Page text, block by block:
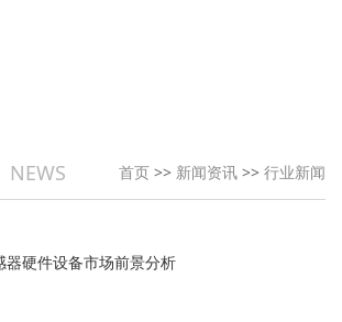
NEWS 首页 >> 新闻资讯 >> 行业新闻